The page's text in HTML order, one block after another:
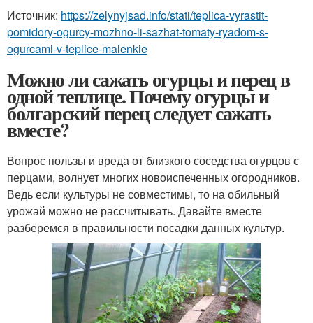
Источник: https://zelynyjsad.info/stati/teplica-vyrastit-
pomidory-ogurcy-mozhno-li-sazhat-tomaty-ryadom-s-
ogurcami-v-teplice-malenkie
Можно ли сажать огурцы и перец в
одной теплице. Почему огурцы и
болгарский перец следует сажать
вместе?
Вопрос пользы и вреда от близкого соседства огурцов с
перцами, волнует многих новоиспеченных огородников.
Ведь если культуры не совместимы, то на обильный
урожай можно не рассчитывать. Давайте вместе
разберемся в правильности посадки данных культур.